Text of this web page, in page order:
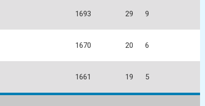
1693 29 9
1670 20 6
1661 19 5